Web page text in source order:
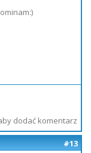
dodać komentarz
#13